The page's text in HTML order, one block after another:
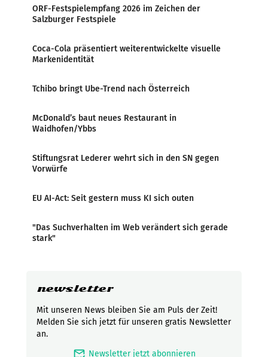
ORF-Festspielempfang 2026 im Zeichen der
Salzburger Festspiele
Coca-Cola präsentiert weiterentwickelte visuelle
Markenidentität
Tchibo bringt Ube-Trend nach Österreich
McDonald’s baut neues Restaurant in
Waidhofen/Ybbs
Stiftungsrat Lederer wehrt sich in den SN gegen
Vorwürfe
EU AI-Act: Seit gestern muss KI sich outen
"Das Suchverhalten im Web verändert sich gerade
stark"
newsletter
Mit unseren News bleiben Sie am Puls der Zeit!
Melden Sie sich jetzt für unseren gratis Newsletter
an.
mark_email_read Newsletter jetzt abonnieren